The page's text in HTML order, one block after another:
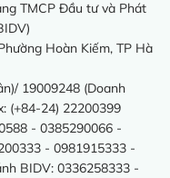
TMCP Đầu tư và Phát
Hoàn Kiếm, TP Hà
19009248 (Doanh
(+84-24) 22200399
- 0385290066 -
- 0981915333 -
BIDV: 0336258333 -